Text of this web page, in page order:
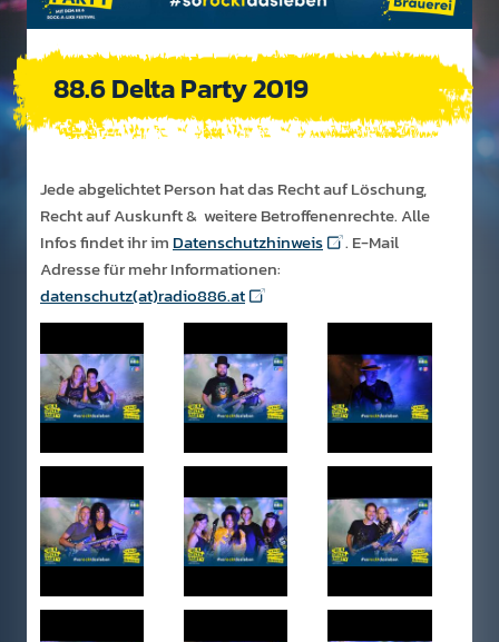
88.6 Delta Party 2019
Jede abgelichtet Person hat das Recht auf Löschung,
Recht auf Auskunft & weitere Betroffenenrechte. Alle
Infos findet ihr im Datenschutzhinweis
. E-Mail
Adresse für mehr Informationen:
datenschutz(at)radio886.at